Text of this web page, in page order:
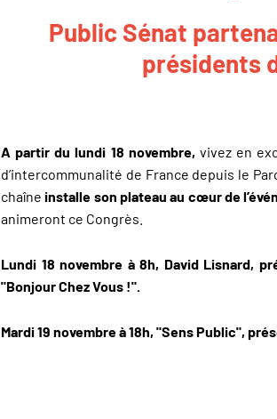
Public Sénat
présidents
A partir du lundi 18 novembre, vivez en
d’intercommunalité de France depuis le
chaîne installe son plateau au cœur de
animeront ce Congrès.
Lundi 18 novembre à 8h, David Lisnard,
"Bonjour Chez Vous !".
Mardi 19 novembre à 18h, "Sens Public",